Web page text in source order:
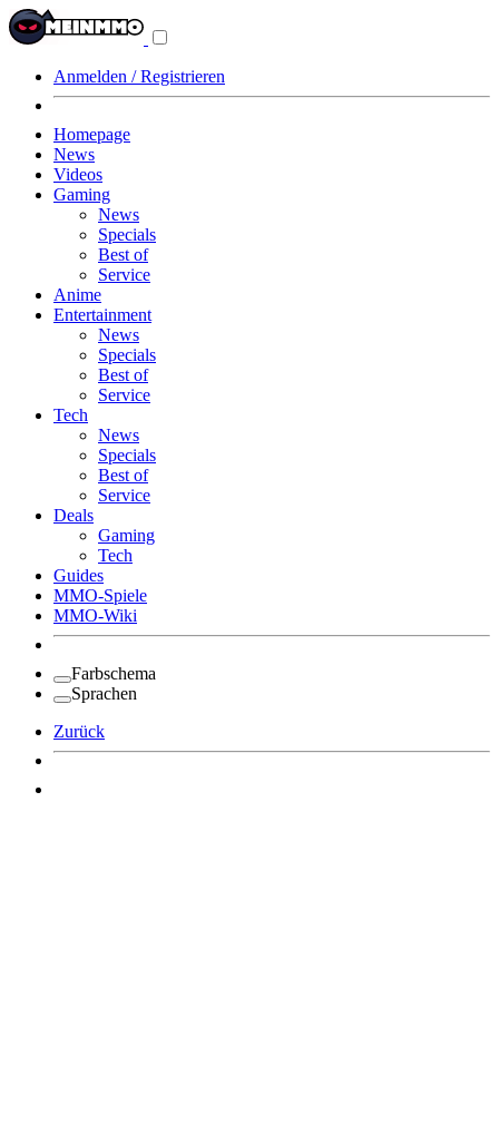
Anmelden / Registrieren
Homepage
News
Videos
Gaming
News
Specials
Best of
Service
Anime
Entertainment
News
Specials
Best of
Service
Tech
News
Specials
Best of
Service
Deals
Gaming
Tech
Guides
MMO-Spiele
MMO-Wiki
Farbschema
Sprachen
Zurück